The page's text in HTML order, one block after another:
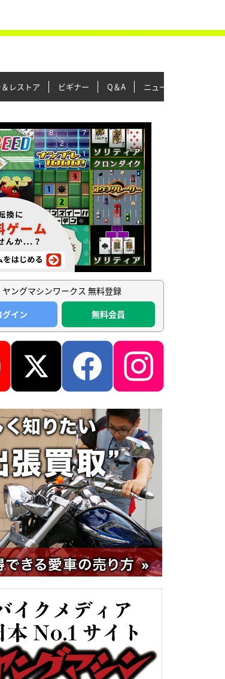
レストア ビギナー Q＆A ニュース＆トピックス
ヤングマシンワークス 無料登録
グイン
無料会員